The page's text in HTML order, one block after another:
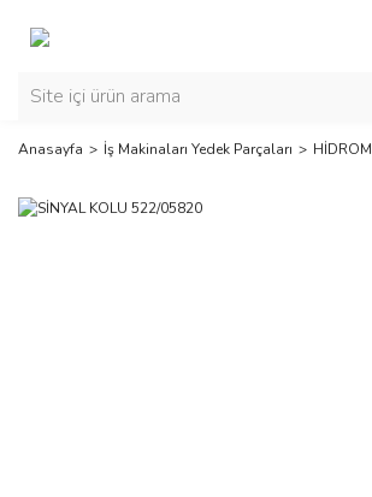
Anasayfa İş Makinaları Yedek Parçaları